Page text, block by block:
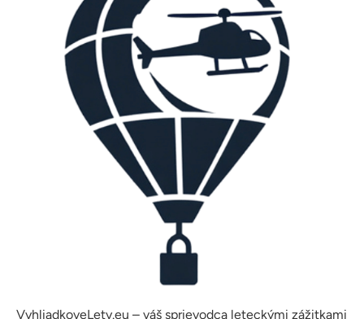
VyhliadkoveLety.eu – váš sprievodca leteckými zážitkami